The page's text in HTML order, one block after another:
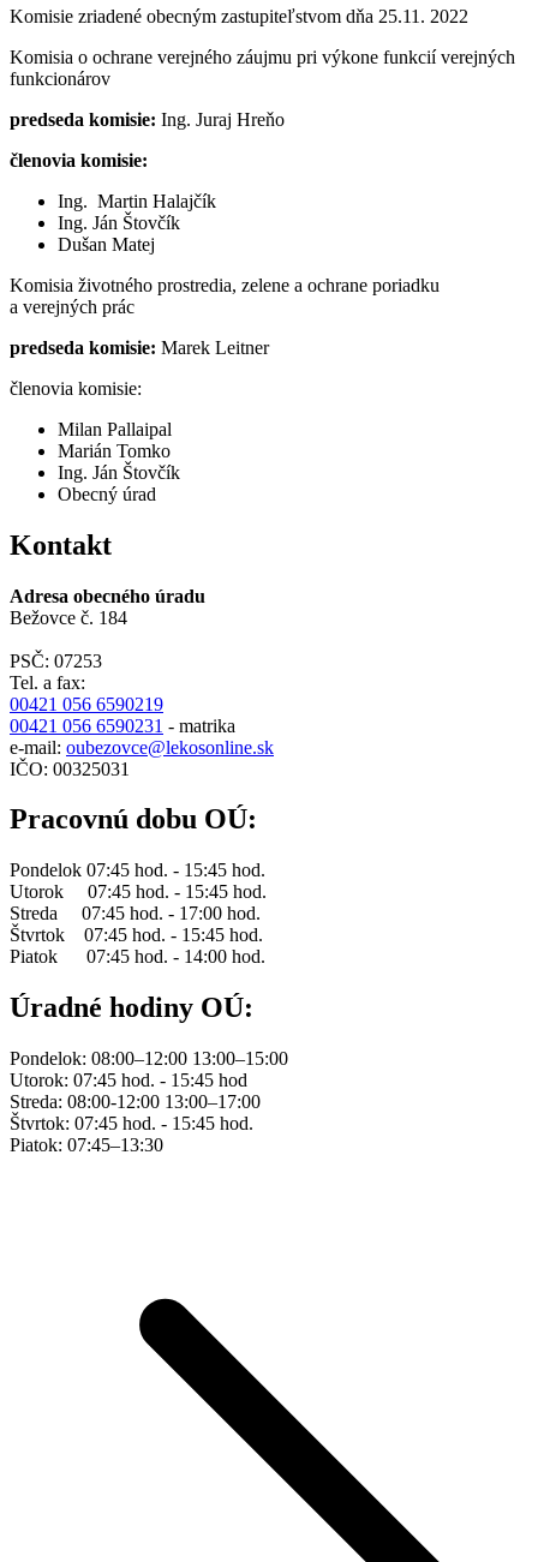
Komisie zriadené obecným zastupiteľstvom dňa 25.11. 2022
Komisia o ochrane verejného záujmu pri výkone funkcií verejných
funkcionárov
predseda komisie: Ing. Juraj Hreňo
členovia komisie:
Ing. Martin Halajčík
Ing. Ján Štovčík
Dušan Matej
Komisia životného prostredia, zelene a ochrane poriadku
a verejných prác
predseda komisie: Marek Leitner
členovia komisie:
Milan Pallaipal
Marián Tomko
Ing. Ján Štovčík
Obecný úrad
Kontakt
Adresa obecného úradu
Bežovce č. 184
PSČ: 07253
Tel. a fax:
00421 056 6590219
00421 056 6590231 - matrika
e-mail: oubezovce@lekosonline.sk
IČO: 00325031
Pracovnú dobu OÚ:
Pondelok 07:45 hod. - 15:45 hod.
Utorok 07:45 hod. - 15:45 hod.
Streda 07:45 hod. - 17:00 hod.
Štvrtok 07:45 hod. - 15:45 hod.
Piatok 07:45 hod. - 14:00 hod.
Úradné hodiny OÚ:
Pondelok: 08:00–12:00 13:00–15:00
Utorok: 07:45 hod. - 15:45 hod
Streda: 08:00-12:00 13:00–17:00
Štvrtok: 07:45 hod. - 15:45 hod.
Piatok: 07:45–13:30